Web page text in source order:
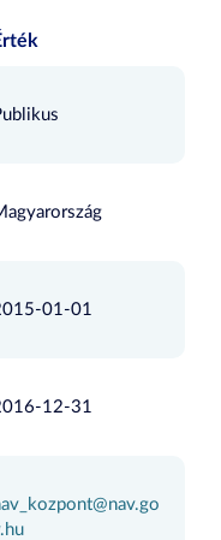
01-01
12-31